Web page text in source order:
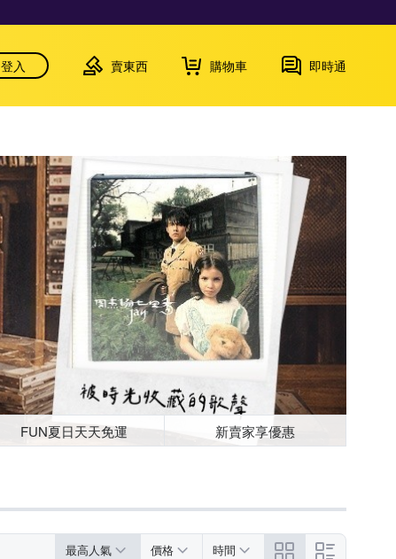
登入 賣東西 購物車 即時通
FUN夏日天天免運 新賣家享優惠
最高人氣 價格 時間